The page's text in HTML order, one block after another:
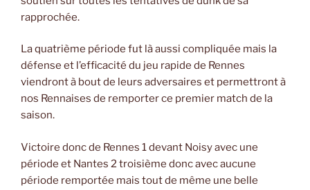
rapprochée.
La quatrième période fut là aussi compliquée mais la
défense et l’efficacité du jeu rapide de Rennes
viendront à bout de leurs adversaires et permettront à
nos Rennaises de remporter ce premier match de la
saison.
Victoire donc de Rennes 1 devant Noisy avec une
période et Nantes 2 troisième donc avec aucune
période remportée mais tout de même une belle